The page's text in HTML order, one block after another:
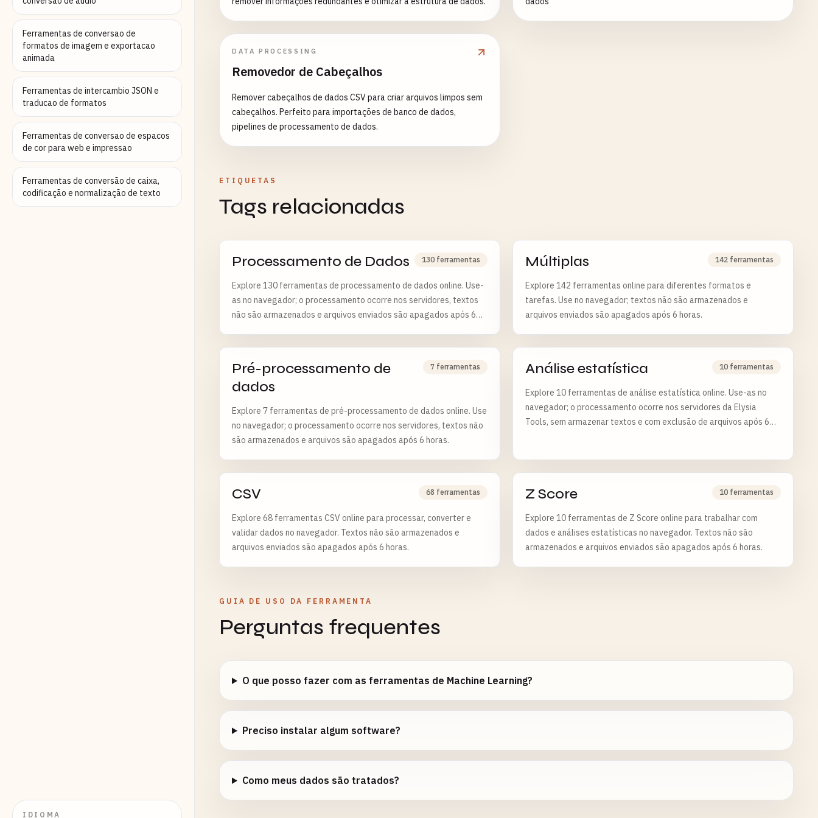
Ferramentas de conversao de
formatos de imagem e exportacao
animada
Ferramentas de intercambio JSON e
traducao de formatos
Ferramentas de conversao de espacos
de cor para web e impressao
Ferramentas de conversão de caixa,
codificação e normalização de texto
IDIOMA
Preparação de características para machine learning - Testes de
hipóteses estatísticas - Detecção e remoção de anomalias -
Comparação de dados em diferentes unidades - Pré-
processamento para Análise de Componentes Principais (PCA)
DATA PROCESSING
Removedor de Cabeçalhos
Remover cabeçalhos de dados CSV para criar arquivos limpos sem
cabeçalhos. Perfeito para importações de banco de dados,
pipelines de processamento de dados.
ETIQUETAS
Tags relacionadas
Processamento de Dados 130 ferramentas
Explore 130 ferramentas de processamento de dados online. Use-
as no navegador; o processamento ocorre nos servidores, textos
não são armazenados e arquivos enviados são apagados após 6
Múltiplas 142 ferramentas
Explore 142 ferramentas online para diferentes formatos e
tarefas. Use no navegador; textos não são armazenados e
arquivos enviados são apagados após 6 horas.
Pré-processamento de
dados
7 ferramentas
Explore 7 ferramentas de pré-processamento de dados online. Use
no navegador; o processamento ocorre nos servidores, textos não
são armazenados e arquivos são apagados após 6 horas.
Análise estatística 10 ferramentas
Explore 10 ferramentas de análise estatística online. Use-as no
navegador; o processamento ocorre nos servidores da Elysia
Tools, sem armazenar textos e com exclusão de arquivos após 6
CSV 68 ferramentas
Explore 68 ferramentas CSV online para processar, converter e
validar dados no navegador. Textos não são armazenados e
arquivos enviados são apagados após 6 horas.
Z Score 10 ferramentas
Explore 10 ferramentas de Z Score online para trabalhar com
dados e análises estatísticas no navegador. Textos não são
armazenados e arquivos enviados são apagados após 6 horas.
GUIA DE USO DA FERRAMENTA
Perguntas frequentes
O que posso fazer com as ferramentas de Machine Learning?
Preciso instalar algum software?
Como meus dados são tratados?